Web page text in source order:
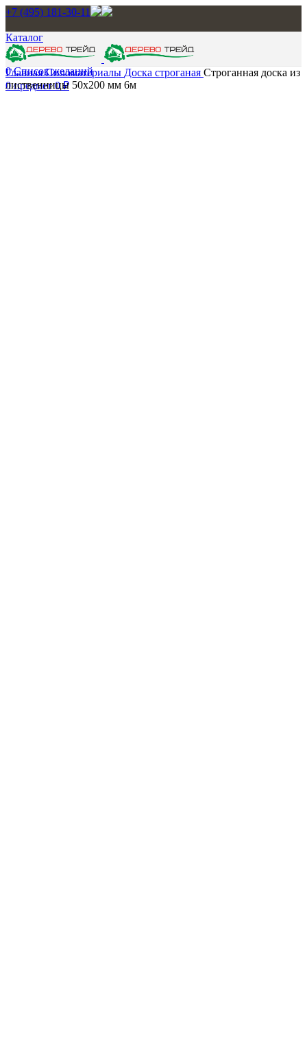
+7 (495) 181-30-11
Каталог
0Список желаний
0предмет 0₽
ГлавнаяПиломатериалы Доска строганая Строганная доска из
лиственницы 50х200 мм 6м